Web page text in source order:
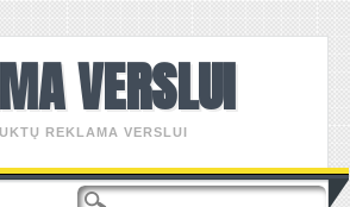
VERSLUI
REKLAMA VERSLUI